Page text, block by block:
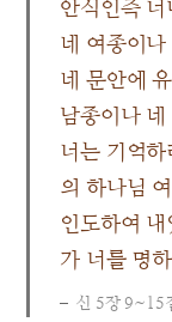
안식인즉
네 여종이
네 문안에
남종이나
너는 기억
의 하나님
인도하여
가 너를 명
신 5장 9~15